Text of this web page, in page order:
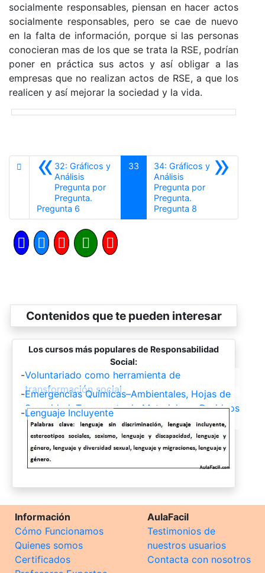
socialmente responsables, piensan en hacer actos
socialmente responsables, pero se cae de nuevo
en la falta de información, porque si las personas
conocieran mas de los que se trata la RSE, podrían
poner en práctica sus actos y así obligar a las
empresas que no realizan actos de RSE, a que los
realicen y así mejorar la sociedad y la vida.
«32: Gráficos y
Análisis
Pregunta por
Pregunta.
Pregunta 6
33 »
34: Gráficos y
Análisis
Pregunta por
Pregunta.
Pregunta 8
Contenidos que te pueden interesar
Los cursos más populares de Responsabilidad
Social:
-Voluntariado como herramienta de
transformación social
-Emergencias Químicas–Ambientales, Hojas de
Seguridad, Transporte de Materiales y Residuos
Peligrosos, Principios de Toxicología
-Lenguaje Incluyente
Información
Cómo Funcionamos
Quienes somos
Certificados
AulaFacil
Testimonios de
nuestros usuarios
Contacta con nosotros